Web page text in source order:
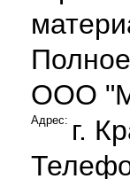
ООО
Адрес: г.